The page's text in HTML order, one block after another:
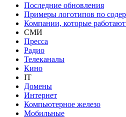
Последние обновления
Примеры логотипов по
Компании, которые
СМИ
Пресса
Радио
Телеканалы
Кино
IT
Домены
Интернет
Компьютерное железо
Мобильные